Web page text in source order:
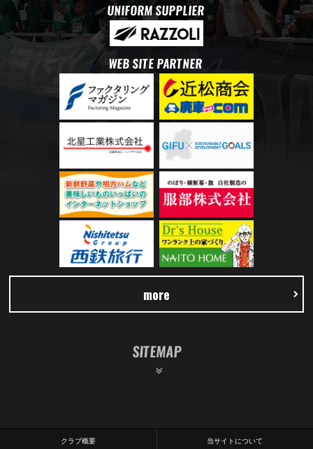
UNIFORM SUPPLIER
WEB SITE PARTNER
more
SITEMAP
クラブ概要 当サイトについて